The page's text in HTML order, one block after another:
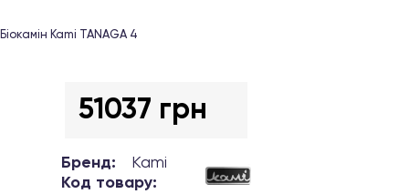
Біокамін Kami TANAGA 4
51037 грн
Бренд:
Kami
Код товару: